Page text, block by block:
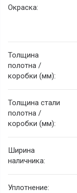
Окраска:
Толщина
полотна /
коробки (мм):
Толщина стали
полотна /
коробки (мм):
Ширина
наличника:
Уплотнение: